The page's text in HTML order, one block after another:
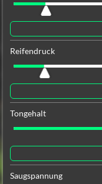
Reifendruck
Tongehalt
Saugspannung